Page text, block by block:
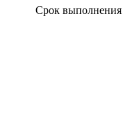
Срок выполнения